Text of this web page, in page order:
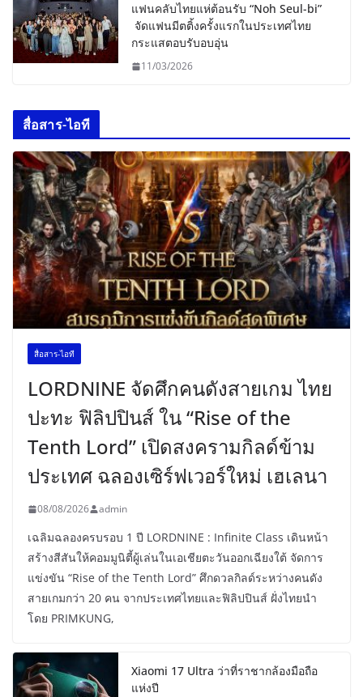
แฟนคลับไทยแห่ต้อนรับ “Noh Seul-bi”
จัดแฟนมีตติ้งครั้งแรกในประเทศไทย
กระแสตอบรับอบอุ่น
11/03/2026
สื่อสาร-ไอที
สื่อสาร-ไอที
LORDNINE จัดศึกคนดังสายเกม ไทย
ปะทะ ฟิลิปปินส์ ใน “Rise of the
Tenth Lord” เปิดสงครามกิลด์ข้าม
ประเทศ ฉลองเซิร์ฟเวอร์ใหม่ เฮเลนา
08/08/2026 admin
เฉลิมฉลองครบรอบ 1 ปี LORDNINE : Infinite Class เดินหน้า
สร้างสีสันให้คอมมูนิตี้ผู้เล่นในเอเชียตะวันออกเฉียงใต้ จัดการ
แข่งขัน “Rise of the Tenth Lord” ศึกดวลกิลด์ระหว่างคนดัง
สายเกมกว่า 20 คน จากประเทศไทยและฟิลิปปินส์ ฝั่งไทยนำ
โดย PRIMKUNG,
Xiaomi 17 Ultra ว่าที่ราชากล้องมือถือ
แห่งปี